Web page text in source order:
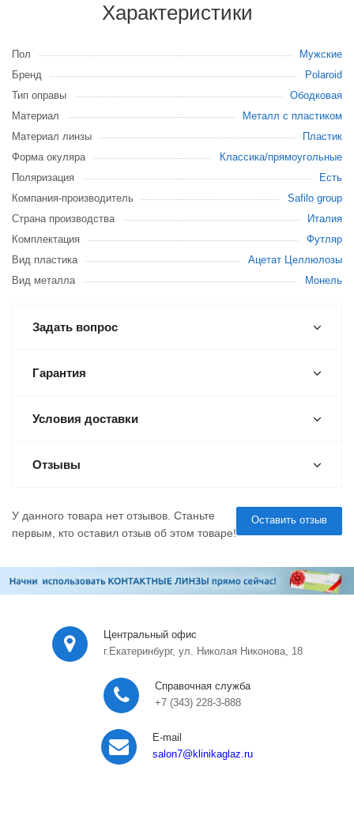
Характеристики
Пол
Мужские
Бренд
Polaroid
Тип оправы
Ободковая
Материал
Металл с пластиком
Материал линзы
Пластик
Форма окуляра
Классика/прямоугольные
Поляризация
Есть
Компания-производитель
Safilo group
Страна производства
Италия
Комплектация
Футляр
Вид пластика
Ацетат Целлюлозы
Вид металла
Монель
Задать вопрос
Гарантия
Условия доставки
Отзывы
Оставить отзыв
У данного товара нет отзывов. Станьте
первым, кто оставил отзыв об этом товаре!
Центральный офис
г.Екатеринбург, ул. Николая Никонова, 18
Справочная служба
+7 (343) 228-3-888
E-mail
salon7@klinikaglaz.ru